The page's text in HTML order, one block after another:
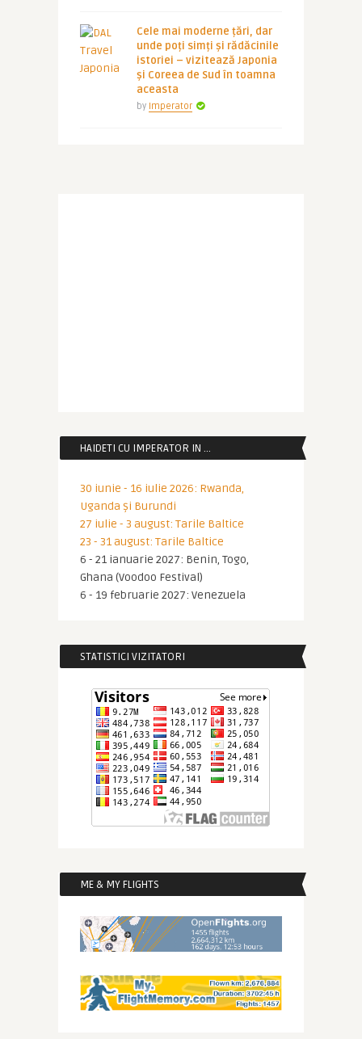
Cele mai moderne țări, dar
unde poți simți și rădăcinile
istoriei – vizitează Japonia
și Coreea de Sud în toamna
aceasta
by Imperator
HAIDETI CU IMPERATOR IN …
30 iunie - 16 iulie 2026: Rwanda,
Uganda și Burundi
27 iulie - 3 august: Tarile Baltice
23 - 31 august: Tarile Baltice
6 - 21 ianuarie 2027: Benin, Togo,
Ghana (Voodoo Festival)
6 - 19 februarie 2027: Venezuela
STATISTICI VIZITATORI
ME & MY FLIGHTS